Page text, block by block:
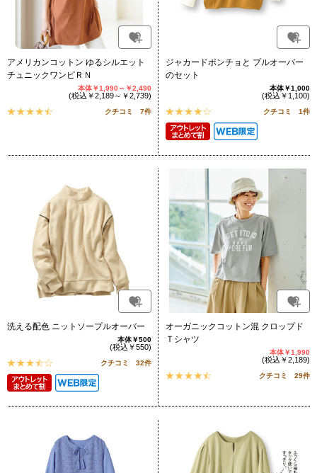
アメリカンコットン ゆるシルエット
チュニックワンピＲＮ
本体￥1,990～￥2,490
(税込￥2,189～￥2,739)
クチコミ 7件
ジャカードポンチョと プルオーバー
のセット
本体￥1,000
(税込￥1,100)
クチコミ 1件
洗える配色 ニットソープルオーバー
本体￥500
(税込￥550)
クチコミ 32件
オーガニックコットン混 クロップド
Ｔシャツ
本体￥1,990
(税込￥2,189)
クチコミ 29件